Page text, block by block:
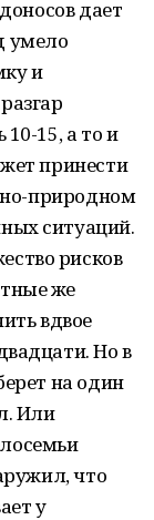
дает
умело
и
15, а то и
принести
природном
ситуаций.
рисков
же
вдвое
Но в
на один
Или
что
у